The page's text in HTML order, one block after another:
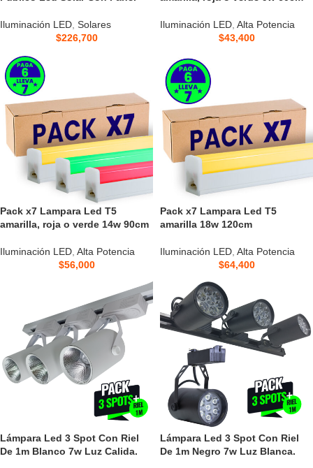
Iluminación LED Solares
$226,700
Iluminación LED Alta Potencia
$43,400
Pack x7 Lampara Led T5
amarilla, roja o verde 14w 90cm
Iluminación LED Alta Potencia
$56,000
Pack x7 Lampara Led T5
amarilla 18w 120cm
Iluminación LED Alta Potencia
$64,400
Lámpara Led 3 Spot Con Riel
De 1m Blanco 7w Luz Calida.
Lámpara Led 3 Spot Con Riel
De 1m Negro 7w Luz Blanca.